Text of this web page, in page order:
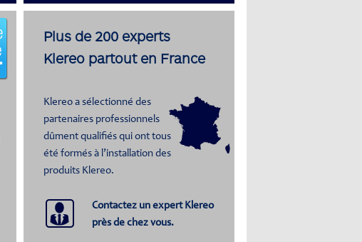
Plus de 200 experts
Klereo partout en France
Klereo a sélectionné des
partenaires professionnels
dûment qualifiés qui ont tous
été formés à l’installation des
produits Klereo.
Contactez un expert Klereo
près de chez vous.